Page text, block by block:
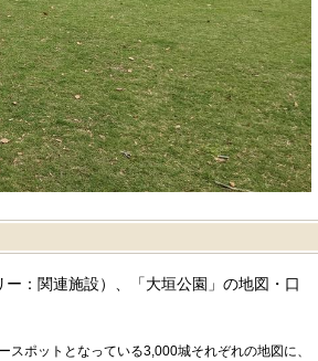
：関連施設）、「大垣公園」の地図・口
スポットとなっている3,000城それぞれの地図に、